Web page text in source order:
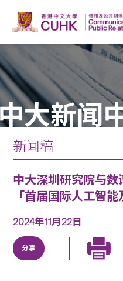
大新闻
新闻稿
中大深圳研究院与
「首届国际人工智能
2024年11月22日
分享